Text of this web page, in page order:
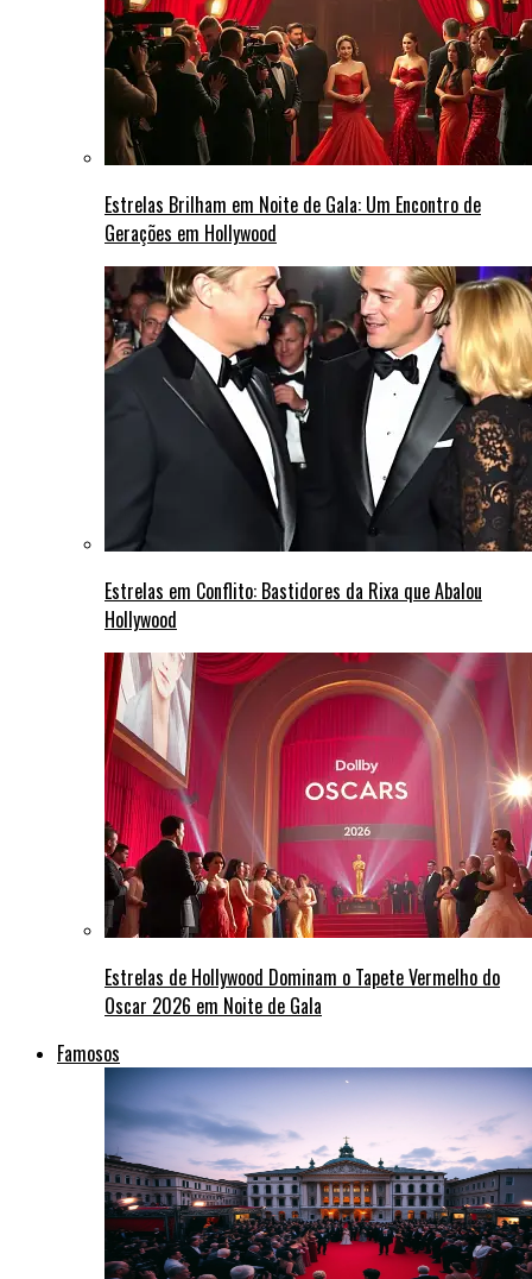
Estrelas Brilham em Noite de Gala: Um Encontro de
Gerações em Hollywood
Estrelas em Conflito: Bastidores da Rixa que Abalou
Hollywood
Estrelas de Hollywood Dominam o Tapete Vermelho do
Oscar 2026 em Noite de Gala
Famosos